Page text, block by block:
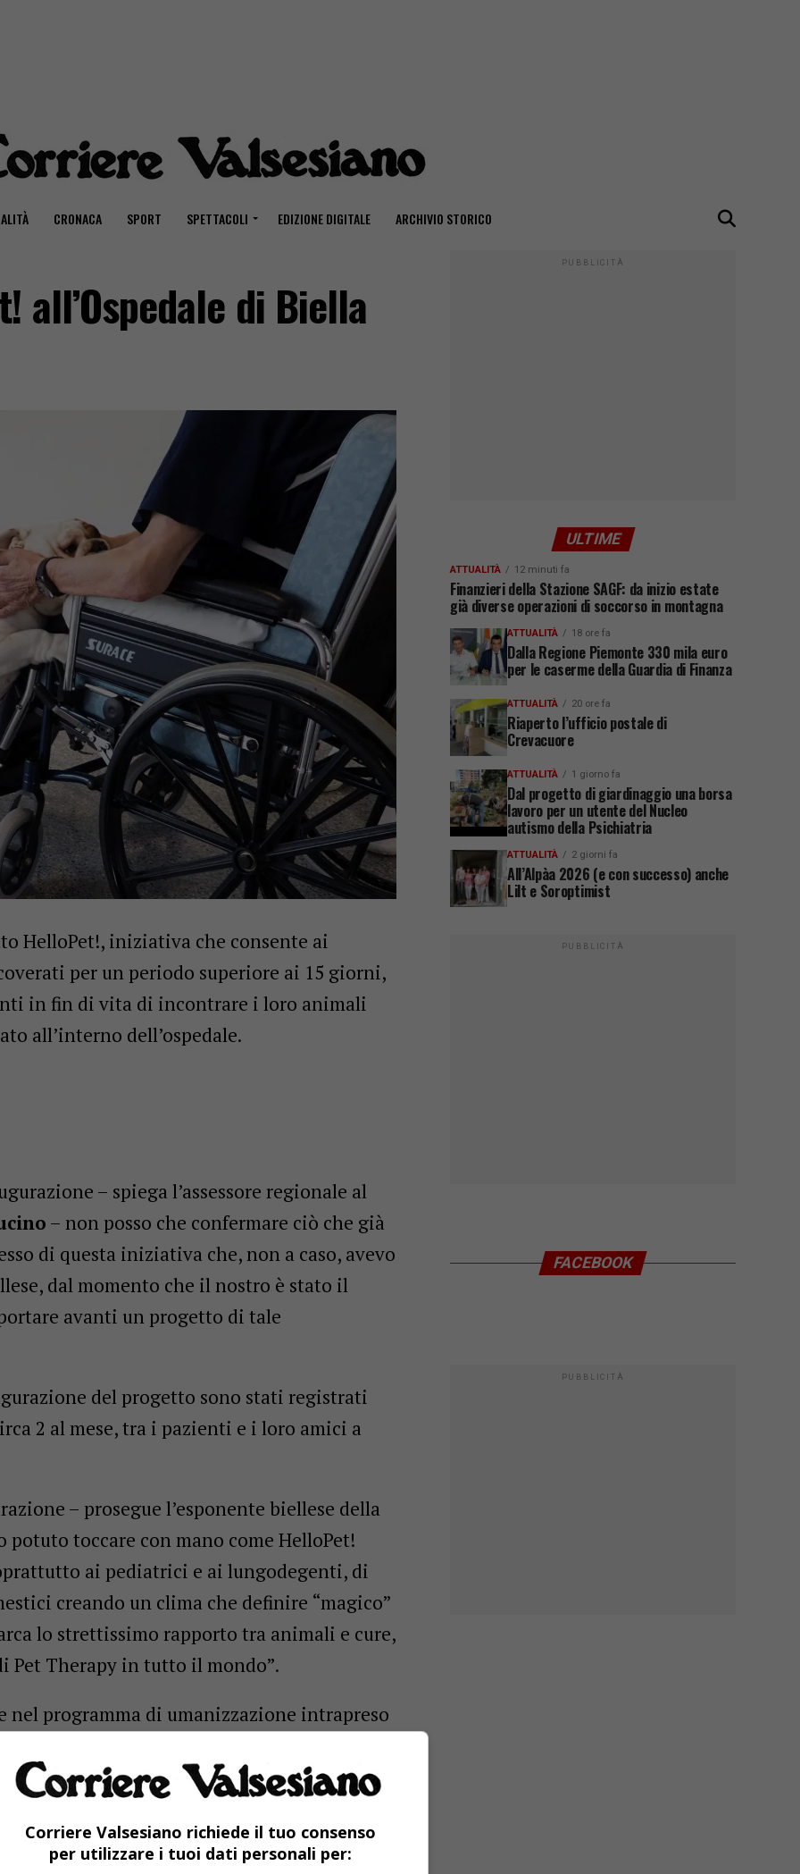
CRONACA SPORT SPETTACOLI EDIZIONE DIGITALE ARCHIVIO STORICO
all’Ospedale di Biella
HelloPet!, iniziativa che consente ai
per un periodo superiore ai 15 giorni,
in fin di vita di incontrare i loro animali
all’interno dell’ospedale.
– spiega l’assessore regionale al
– non posso che confermare ciò che già
di questa iniziativa che, non a caso, avevo
dal momento che il nostro è stato il
avanti un progetto di tale
del progetto sono stati registrati
2 al mese, tra i pazienti e i loro amici a
– prosegue l’esponente biellese della
potuto toccare con mano come HelloPet!
ai pediatrici e ai lungodegenti, di
creando un clima che definire “magico”
lo strettissimo rapporto tra animali e cure,
Pet Therapy in tutto il mondo”.
nel programma di umanizzazione intrapreso
a porre l’attenzione sul paziente, che ì non
alla sua malattia ma come una persona
e il proprio animale d’affezione
PUBBLICITÀ
ULTIME
ATTUALITÀ 12 minuti fa
Finanzieri della Stazione SAGF: da inizio estate
già diverse operazioni di soccorso in montagna
ATTUALITÀ 18 ore fa
Dalla Regione Piemonte 330 mila euro
per le caserme della Guardia di Finanza
ATTUALITÀ 20 ore fa
Riaperto l’ufficio postale di
Crevacuore
ATTUALITÀ 1 giorno fa
Dal progetto di giardinaggio una borsa
lavoro per un utente del Nucleo
autismo della Psichiatria
ATTUALITÀ 2 giorni fa
All’Alpàa 2026 (e con successo) anche
Lilt e Soroptimist
PUBBLICITÀ
FACEBOOK
PUBBLICITÀ
Corriere Valsesiano richiede il tuo consenso
per utilizzare i tuoi dati personali per: